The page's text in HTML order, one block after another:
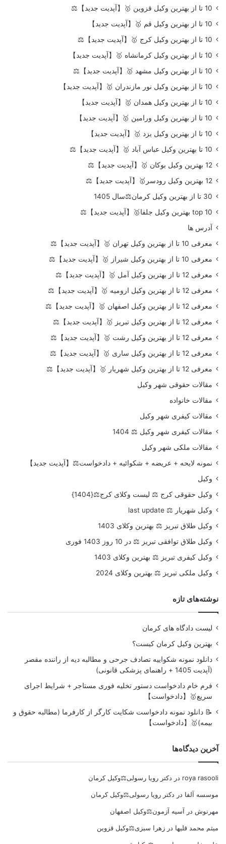
10 تا از بهترین وکیل قزوین 🥇【آپدیت جدید】⚖️
10 تا از بهترین وکیل قم 🥇【آپدیت جدید】
10 تا از بهترین وکیل کرج 🥇【آپدیت جدید】⚖️
10 تا از بهترین وکیل کرمانشاه 🥇【آپدیت جدید】
10 تا از بهترین وکیل مشهد 🥇【آپدیت جدید】⚖️
10 تا از بهترین وکیل نور مازندران 🥇【آپدیت جدید】
10 تا از بهترین وکیل همدان 🥇【آپدیت جدید】
10 تا از بهترین وکیل ورامین 🥇【آپدیت جدید】
10 تا از بهترین وکیل یزد 🥇【آپدیت جدید】
10 تا بهترین وکیل عباس آباد 🥇【آپدیت جدید】⚖️
12 بهترین وکیل بوکان 🥇【آپدیت جدید】⚖️
12 بهترین وکیل رودسر🥇【آپدیت جدید】⚖️
30 تا از بهترین وکیل کرمان⚖️سال 1405
top 10 بهترین وکیل جلفا🥇【آپدیت جدید】⚖️
آدرس ها
معرفی 10 تا از بهترین وکیل تهران 🥇【آپدیت جدید】⚖️
معرفی 10 تا از بهترین وکیل شیراز 🥇【آپدیت جدید】⚖️
معرفی 12 تا از بهترین وکیل آمل 🥇【آپدیت جدید】⚖️
معرفی 12 تا از بهترین وکیل ارومیه 🥇【آپدیت جدید】⚖️
معرفی 12 تا از بهترین وکیل اصفهان 🥇【آپدیت جدید】⚖️
معرفی 12 تا از بهترین وکیل تبریز 🥇【آپدیت جدید】⚖️
معرفی 12 تا از بهترین وکیل رشت 🥇【آپدیت جدید】⚖️
معرفی 12 تا از بهترین وکیل ساری 🥇【آپدیت جدید】⚖️
معرفی 12 تا از بهترین وکیل شهریار 🥇【آپدیت جدید】⚖️
مقالات حقوقی شهر وکیل
مقالات خانواده
مقالات کیفری شهر وکیل
مقالات کیفری شهر وکیل ⚖️ 1404
مقالات ملکی شهر وکیل
نمونه لایحه + عریضه + شکوائیه + دادخواست⚖️【آپدیت جدید】
وکیل
وکیل حقوقی کرج ⚖️ لیست وکلای کرج⚖️{1404}
وکیل شهریار ⚖️ last update
وکیل طلاق تبریز ⚖️ بهترین وکلای 1403
وکیل طلاق توافقی تبریز ⚖️ در 10 روز 1403 فوری
وکیل کیفری تبریز ⚖️ بهترین وکلای 1403
وکیل ملکی تبریز ⚖️ بهترین وکلای 2024
نوشته‌های تازه
لیست دادگاه های کرمان
بهترین وکیل کرمان کیست؟
دانلود نمونه شکواییه تصادف جرحی و مطالبه دیه از راننده مقصر
(آپدیت 1405 + راهنمای پزشکی قانونی)
فرم خام دادخواست دستور تخلیه فوری مستاجر + شرایط اجرای
سریع🥇【دادخواست】
📝 دانلود نمونه دادخواست شکایت کارگر از کارفرما (مطالبه حقوق و
بیمه)🥇【دادخواست】
آخرین دیدگاه‌ها
roya rasooli در دکتر رویا رسولی⚖️وکیل کرمان
موسسه آلفا در دکتر رویا رسولی⚖️وکیل کرمان
مهرنوش در آسیه آزمون⚖️وکیل اصفهان
میثم محمد قلیها در زهرا سبزی⚖️وکیل قزوین